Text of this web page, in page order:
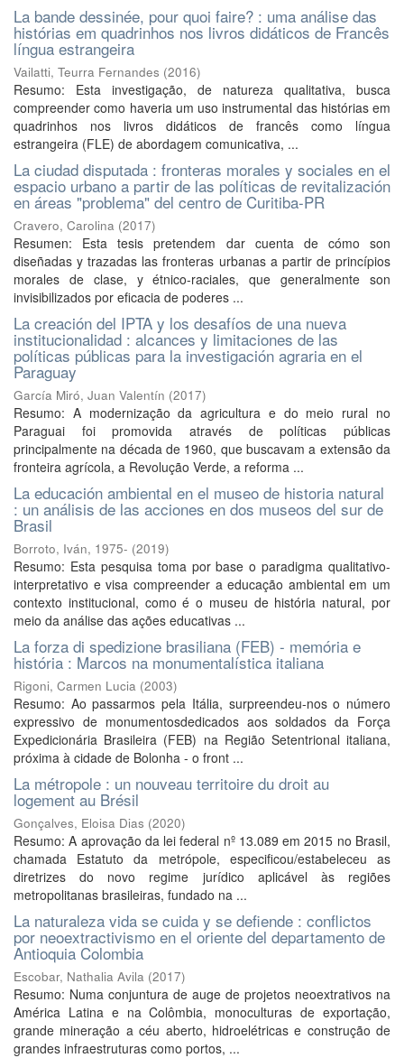
La bande dessinée, pour quoi faire? : uma análise das
histórias em quadrinhos nos livros didáticos de Francês
língua estrangeira
Vailatti, Teurra Fernandes (2016)
Resumo: Esta investigação, de natureza qualitativa, busca
compreender como haveria um uso instrumental das histórias em
quadrinhos nos livros didáticos de francês como língua
estrangeira (FLE) de abordagem comunicativa, ...
La ciudad disputada : fronteras morales y sociales en el
espacio urbano a partir de las políticas de revitalización
en áreas "problema" del centro de Curitiba-PR
Cravero, Carolina (2017)
Resumen: Esta tesis pretendem dar cuenta de cómo son
diseñadas y trazadas las fronteras urbanas a partir de princípios
morales de clase, y étnico-raciales, que generalmente son
invisibilizados por eficacia de poderes ...
La creación del IPTA y los desafíos de una nueva
institucionalidad : alcances y limitaciones de las
políticas públicas para la investigación agraria en el
Paraguay
García Miró, Juan Valentín (2017)
Resumo: A modernização da agricultura e do meio rural no
Paraguai foi promovida através de políticas públicas
principalmente na década de 1960, que buscavam a extensão da
fronteira agrícola, a Revolução Verde, a reforma ...
La educación ambiental en el museo de historia natural
: un análisis de las acciones en dos museos del sur de
Brasil
Borroto, Iván, 1975- (2019)
Resumo: Esta pesquisa toma por base o paradigma qualitativo-
interpretativo e visa compreender a educação ambiental em um
contexto institucional, como é o museu de história natural, por
meio da análise das ações educativas ...
La forza di spedizione brasiliana (FEB) - memória e
história : Marcos na monumentalística italiana
Rigoni, Carmen Lucia (2003)
Resumo: Ao passarmos pela Itália, surpreendeu-nos o número
expressivo de monumentosdedicados aos soldados da Força
Expedicionária Brasileira (FEB) na Região Setentrional italiana,
próxima à cidade de Bolonha - o front ...
La métropole : un nouveau territoire du droit au
logement au Brésil
Gonçalves, Eloisa Dias (2020)
Resumo: A aprovação da lei federal nº 13.089 em 2015 no Brasil,
chamada Estatuto da metrópole, especificou/estabeleceu as
diretrizes do novo regime jurídico aplicável às regiões
metropolitanas brasileiras, fundado na ...
La naturaleza vida se cuida y se defiende : conflictos
por neoextractivismo en el oriente del departamento de
Antioquia Colombia
Escobar, Nathalia Avila (2017)
Resumo: Numa conjuntura de auge de projetos neoextrativos na
América Latina e na Colômbia, monoculturas de exportação,
grande mineração a céu aberto, hidroelétricas e construção de
grandes infraestruturas como portos, ...